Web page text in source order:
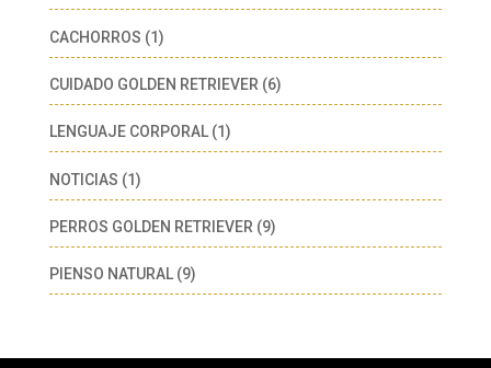
CACHORROS (1)
CUIDADO GOLDEN RETRIEVER (6)
LENGUAJE CORPORAL(1)
NOTICIAS (1)
PERROS GOLDEN RETRIEVER (9)
PIENSO NATURAL(9)